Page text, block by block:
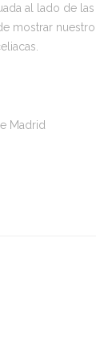
al lado de las
mostrar nuestro
Madrid